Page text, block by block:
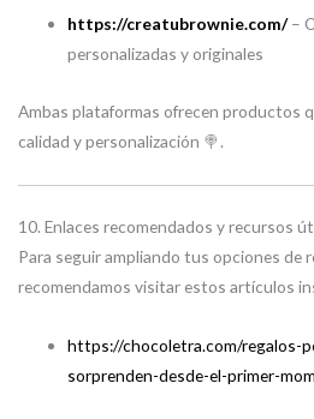
https://creatubrownie.com/–
personalizadas y originales
Ambas plataformas ofrecen productos
calidad y personalización 🍭.
10. Enlaces recomendados y recursos
Para seguir ampliando tus opciones de
recomendamos visitar estos artículos
https://chocoletra.com/regalos-
sorprenden-desde-el-primer-